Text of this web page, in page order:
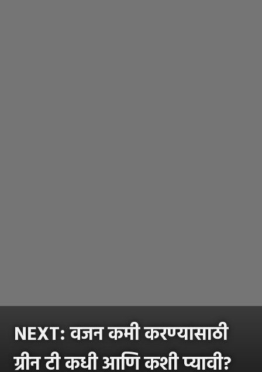
NEXT: वजन कमी करण्यासाठी
ग्रीन टी कधी आणि कशी प्यावी?